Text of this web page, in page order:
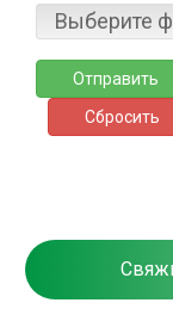
Выберите
Отправить
Сбросить